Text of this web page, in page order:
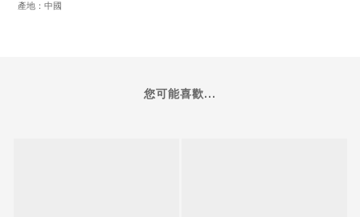
產地：中國
您可能喜歡...